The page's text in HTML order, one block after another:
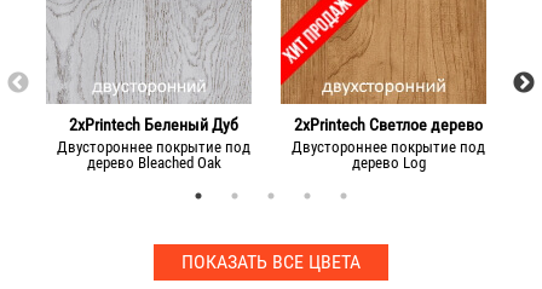
2xPrintech Беленый Дуб
Двустороннее покрытие под
дерево Bleached Oak
2xPrintech Светлое дерево
Двустороннее покрытие под
дерево Log
ПОКАЗАТЬ ВСЕ ЦВЕТА